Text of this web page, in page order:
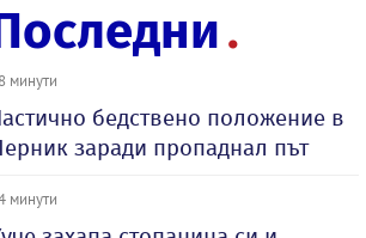
минути
бедствено положение в
заради пропаднал път
минути